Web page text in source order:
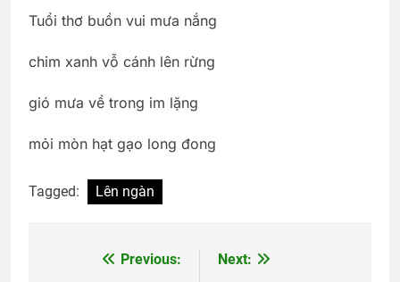
Tuổi thơ buồn vui mưa nắng
chim xanh vỗ cánh lên rừng
gió mưa về trong im lặng
mỏi mòn hạt gạo long đong
Tagged: Lên ngàn
Previous:
Next: